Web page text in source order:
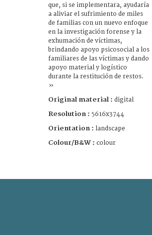
que, si se implementara, ayudaría
a aliviar el sufrimiento de miles
de familias con un nuevo enfoque
en la investigación forense y la
exhumación de víctimas,
brindando apoyo psicosocial a los
familiares de las víctimas y dando
apoyo material y logístico
durante la restitución de restos.
»
Original material : digital
Resolution : 5616x3744
Orientation : landscape
Colour/B&W : colour